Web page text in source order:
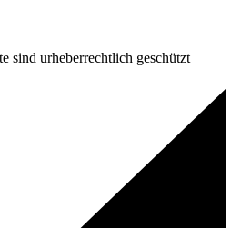
sind urheberrechtlich geschützt